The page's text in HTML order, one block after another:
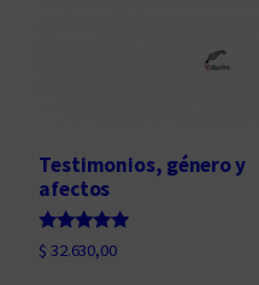
Testimonios, género y
afectos
Valorado
con
$ 32.630,00